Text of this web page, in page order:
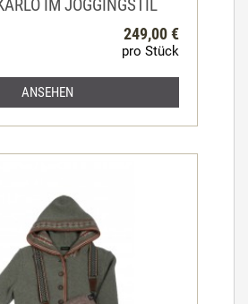
IM JOGGINGSTIL
249,00 €
pro Stück
ANSEHEN